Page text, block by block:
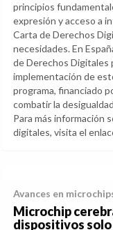
principios
expresión y acceso a
Carta de Derechos
necesidades. En
de Derechos Digitales
implementación de
programa, financiado
combatir la
Para más información
digitales, visita el
Avances en
Microchip
dispositivos